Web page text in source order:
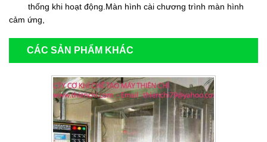
thống khi hoạt động.Màn hình cài chương trình màn hình
cảm ứng,
CÁC SẢN PHẨM KHÁC